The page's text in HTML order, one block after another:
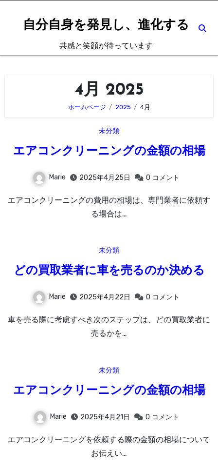
自分自身を発見し、進化する
共感と笑顔が待っています
4月 2025
ホームページ 2025 4月
未分類
エアコンクリーニングの金額の相場
Marie 2025年4月25日 0 コメント
エアコンクリーニングの費用の相場は、専門業者に依頼す
る場合は…
未分類
どの買取業者に車を売るのか決める
Marie 2025年4月22日 0 コメント
車を売る際に考慮すべき次のステップは、どの買取業者に
売るかを…
未分類
エアコンクリーニングの金額の相場
Marie 2025年4月21日 0 コメント
エアコンクリーニングを依頼する際の金額の相場について
お伝えい…